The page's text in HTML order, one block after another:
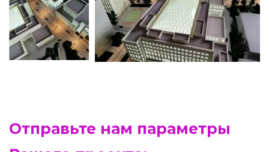
Отправьте нам параметры